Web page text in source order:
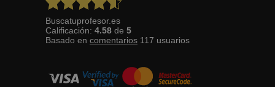
Buscatuprofesor.es
Calificación: 4.58 de 5
Basado en comentarios 117 usuarios